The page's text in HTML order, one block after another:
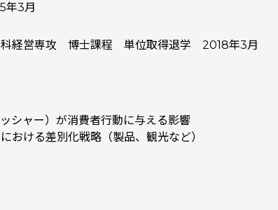
年3月
経営専攻 博士課程 単位取得退学 2018年3月
シャー）が消費者行動に与える影響
おける差別化戦略（製品、観光など）